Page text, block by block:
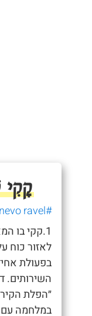
#nevo ravel
1.קקי בו
לאזור כוח
בפעולת
״הפלת
במלחמה עם